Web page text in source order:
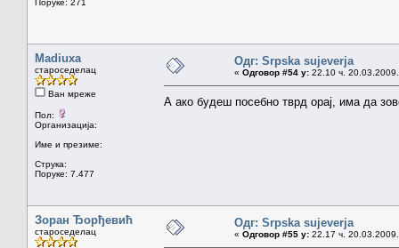
Поруке: 271
Madiuxa
староседелац
Ван мреже
Пол:
Организација:
Име и презиме:
Струка:
Поруке: 7.477
Одг: Srpska sujeverja
« Одговор #54 у: 22.10 ч.
А ако будеш посебно тврд орај, има да
Зоран Ђорђевић
староседелац
Одг: Srpska sujeverja
« Одговор #55 у: 22.17 ч.